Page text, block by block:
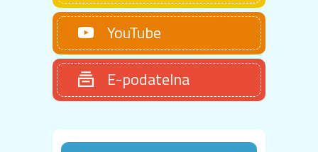
YouTube
E-podatelna